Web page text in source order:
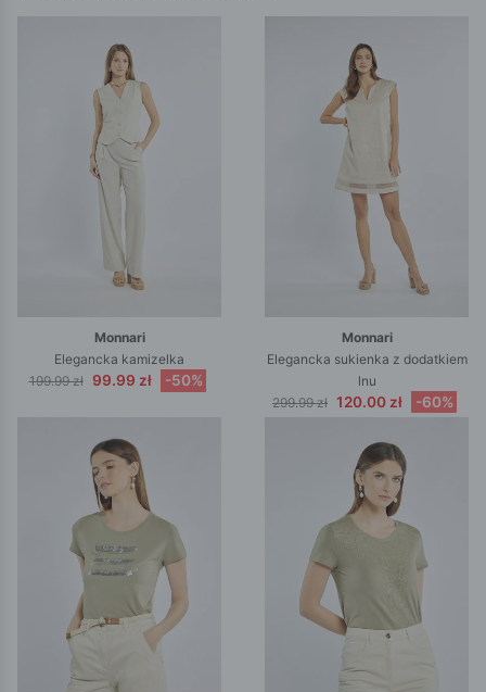
Monnari
Elegancka kamizelka
199.99 zł 99.99 zł -50%
Monnari
Elegancka sukienka z dodatkiem
lnu
299.99 zł 120.00 zł -60%